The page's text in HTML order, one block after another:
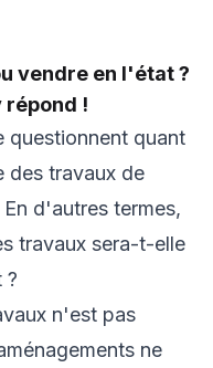
vendre en l'état ?
répond !
questionnent quant
des travaux de
En d'autres termes,
travaux sera-t-elle
?
n'est pas
ne